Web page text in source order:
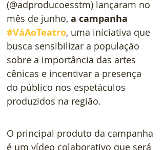
(@adproducoesstm) lançaram no
mês de junho, a campanha
#VáAoTeatro, uma iniciativa que
busca sensibilizar a população
sobre a importância das artes
cênicas e incentivar a presença
do público nos espetáculos
produzidos na região.
O principal produto da campanha
é um vídeo colaborativo que será